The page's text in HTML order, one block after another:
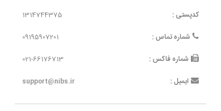
کدپستی :
1314744375
شماره تماس :
09195907201
شماره فاکس :
021-66176713
ایمیل :
support@nibs.ir